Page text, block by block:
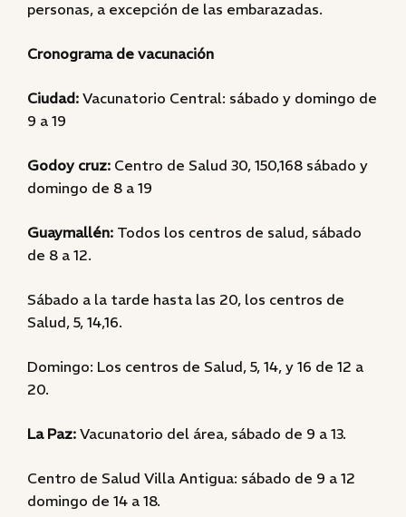
personas, a excepción de las embarazadas.
Cronograma de vacunación
Ciudad: Vacunatorio Central: sábado y domingo de
9 a 19
Godoy cruz: Centro de Salud 30, 150,168 sábado y
domingo de 8 a 19
Guaymallén: Todos los centros de salud, sábado
de 8 a 12.
Sábado a la tarde hasta las 20, los centros de
Salud, 5, 14,16.
Domingo: Los centros de Salud, 5, 14, y 16 de 12 a
20.
La Paz: Vacunatorio del área, sábado de 9 a 13.
Centro de Salud Villa Antigua: sábado de 9 a 12
domingo de 14 a 18.